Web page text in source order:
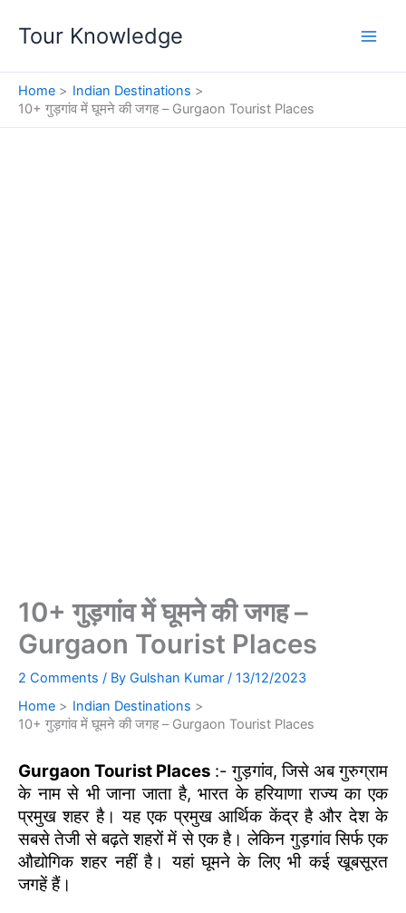
Tour Knowledge
Home
Indian Destinations
10+ गुड़गांव में घूमने की जगह – Gurgaon Tourist Places
10+ गुड़गांव में घूमने की जगह –
Gurgaon Tourist Places
2 Comments / By Gulshan Kumar / 13/12/2023
Home
Indian Destinations
10+ गुड़गांव में घूमने की जगह – Gurgaon Tourist Places
Gurgaon Tourist Places :- गुड़गांव, जिसे अब गुरुग्राम
के नाम से भी जाना जाता है, भारत के हरियाणा राज्य का एक
प्रमुख शहर है। यह एक प्रमुख आर्थिक केंद्र है और देश के
सबसे तेजी से बढ़ते शहरों में से एक है। लेकिन गुड़गांव सिर्फ एक
औद्योगिक शहर नहीं है। यहां घूमने के लिए भी कई खूबसूरत
जगहें हैं।